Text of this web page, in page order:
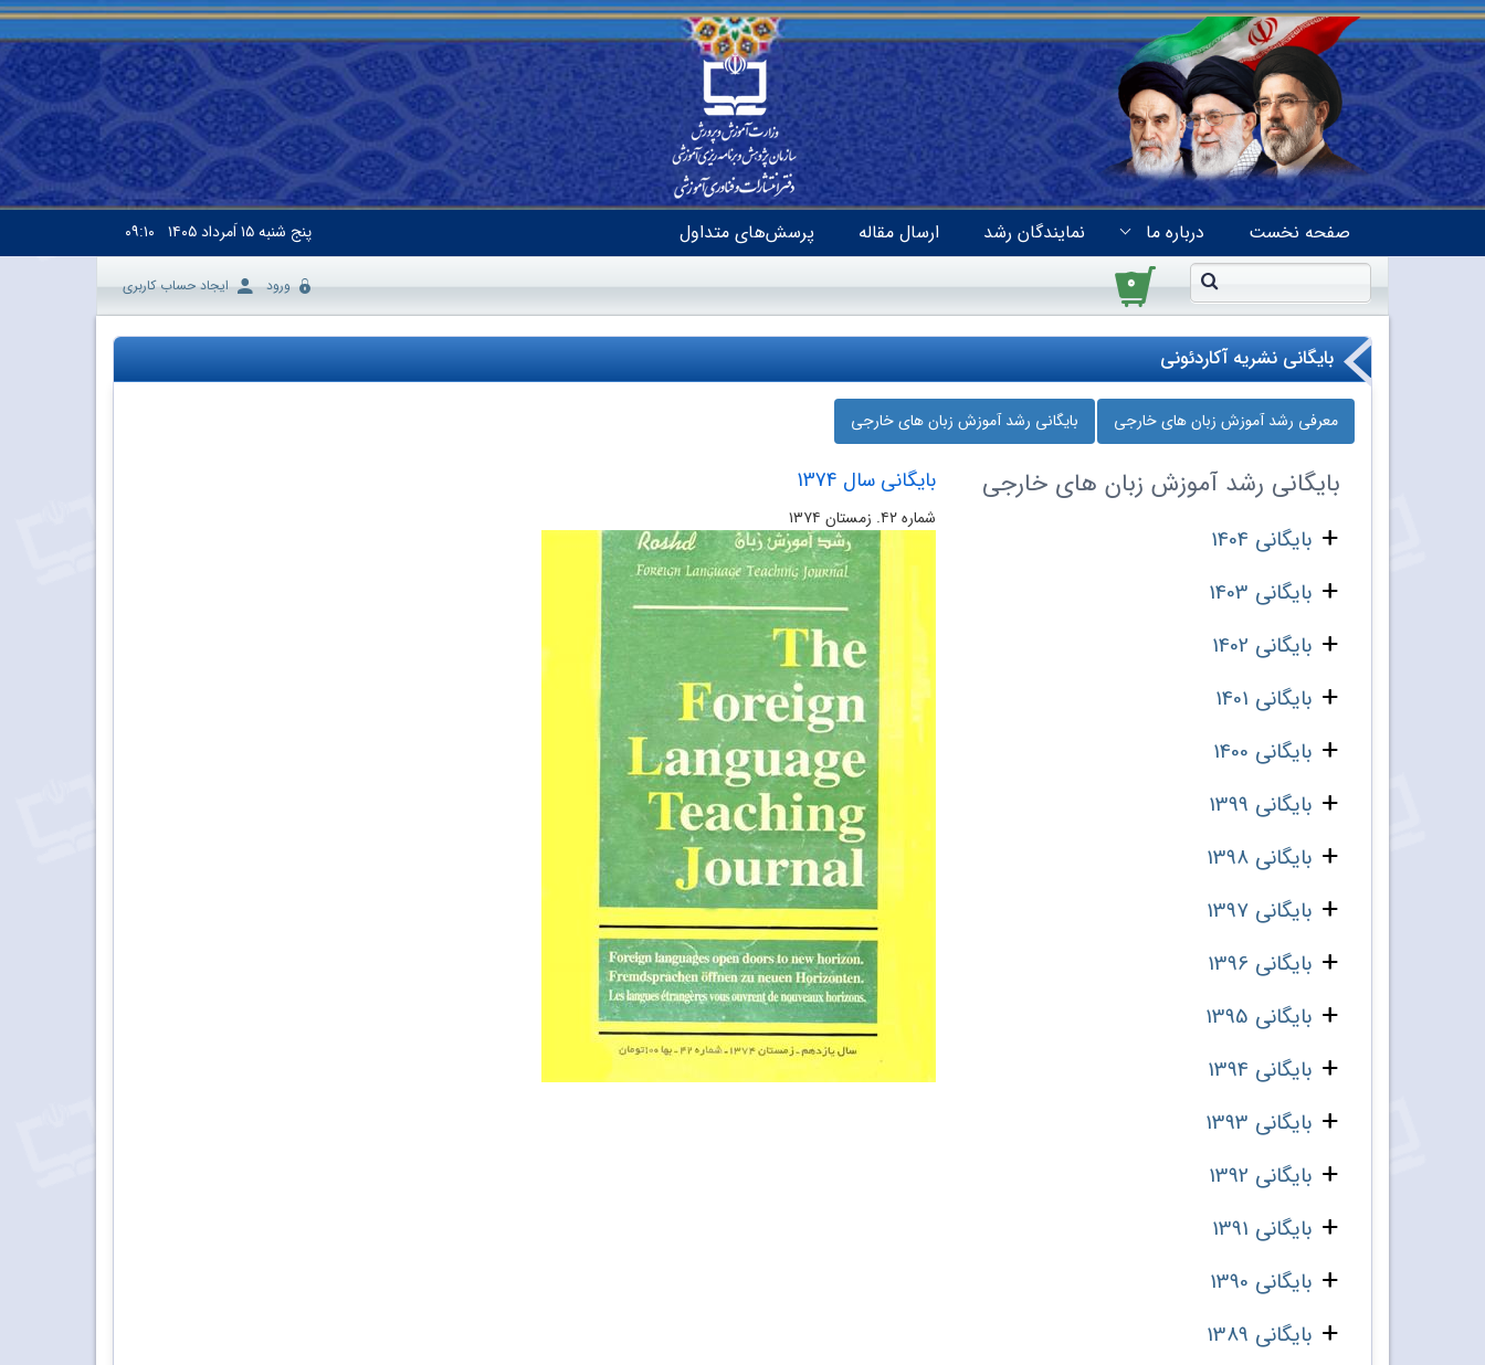
صفحه نخست درباره ما نمایندگان رشد ارسال مقاله پرسش‌های متداول پنج شنبه۱۵ اَمرداد ۱۴۰۵ ۰۹:۱۰
۰ ورود ایجاد حساب کاربری
بایگانی نشریه آکاردئونی
معرفی رشد آموزش زبان‌ های خارجی بایگانی رشد آموزش زبان‌ های خارجی
بایگانی رشد آموزش زبان‌ های خارجی
بایگانی 1404
بایگانی 1403
بایگانی 1402
بایگانی 1401
بایگانی 1400
بایگانی 1399
بایگانی 1398
بایگانی 1397
بایگانی 1396
بایگانی 1395
بایگانی 1394
بایگانی 1393
بایگانی 1392
بایگانی 1391
بایگانی 1390
بایگانی 1389
بایگانی سال 1374
شماره ۴۲. زمستان ۱۳۷۴